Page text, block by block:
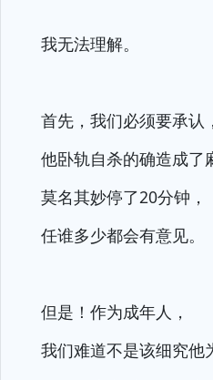
我无法理解。
首先，我们必须要承认
他卧轨自杀的确造成了
莫名其妙停了20分钟，
任谁多少都会有意见。
但是！作为成年人，
我们难道不是该细究他